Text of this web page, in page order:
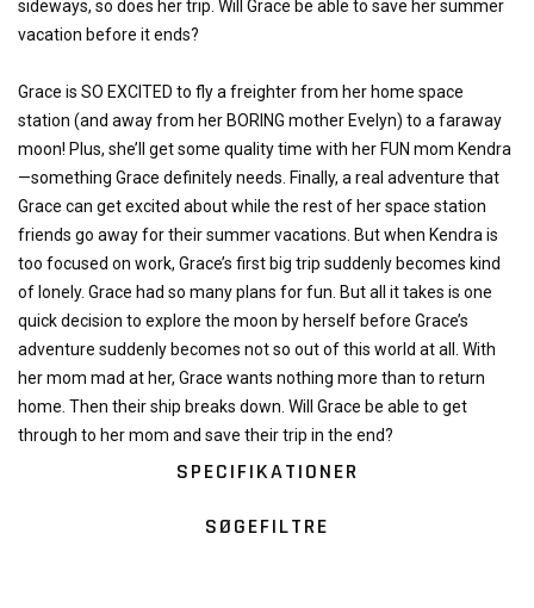
sideways, so does her trip. Will Grace be able to save her summer
vacation before it ends?
Grace is SO EXCITED to fly a freighter from her home space
station (and away from her BORING mother Evelyn) to a faraway
moon! Plus, she’ll get some quality time with her FUN mom Kendra
—something Grace definitely needs. Finally, a real adventure that
Grace can get excited about while the rest of her space station
friends go away for their summer vacations. But when Kendra is
too focused on work, Grace’s first big trip suddenly becomes kind
of lonely. Grace had so many plans for fun. But all it takes is one
quick decision to explore the moon by herself before Grace’s
adventure suddenly becomes not so out of this world at all. With
her mom mad at her, Grace wants nothing more than to return
home. Then their ship breaks down. Will Grace be able to get
through to her mom and save their trip in the end?
SPECIFIKATIONER
SØGEFILTRE